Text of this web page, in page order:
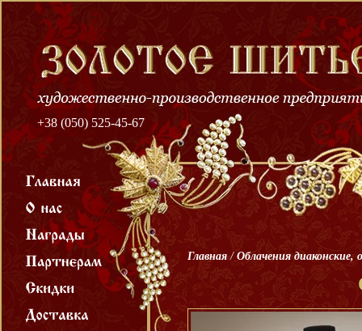
+38 (050) 525-45-67
Главная / Облачения диаконские,